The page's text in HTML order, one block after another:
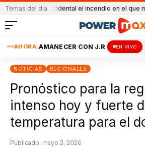
Temas del día
Fue accidental el incendio en el que murió un
AHORA:AMANECER CON J.R EN VIVO
NOTICIAS REGIONALES
Pronóstico para la
intenso hoy y fuerte
temperatura para el
Publicado: mayo 2, 2026